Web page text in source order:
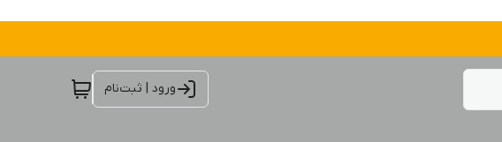
ورود | ثبت‌نام